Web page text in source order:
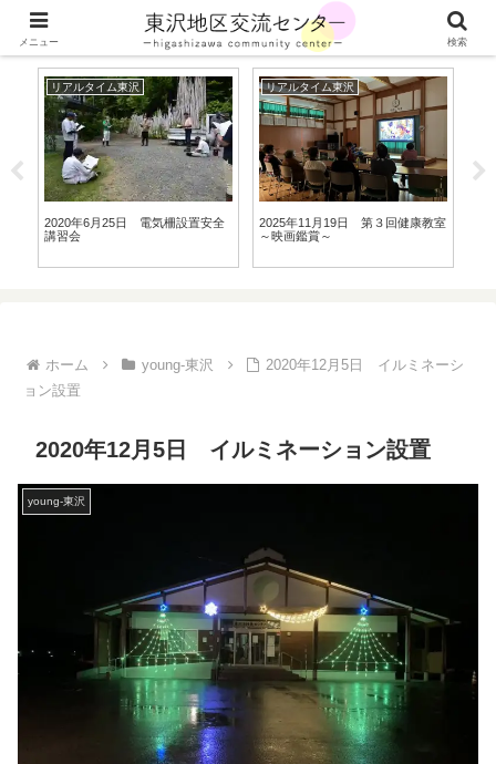
山形県川西町の東沢地区の最新情報をお届けします
リアルタイム東沢
2020年6月25日 電気柵設置安全
講習会
リアルタイム東沢
2025年11月19日 第３回健康教室
～映画鑑賞～
ホーム young-東沢
2020年12月5日 イルミネーシ
ョン設置
2020年12月5日 イルミネーション設置
young-東沢
メニュー 検索